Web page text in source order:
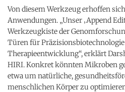
Von diesem Werkzeug erhoffen
Anwendungen. „Unser ‚Append
Werkzeugkiste der
Türen für
Therapieentwicklung“, erklärt
HIRI. Konkret könnten Mikroben
etwa um natürliche,
menschlichen Körper zu